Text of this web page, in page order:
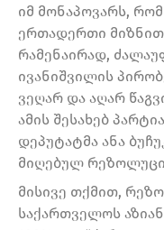
იმ მონაპოვარს,
ერთადერთი
რამენაირად,
ივანიშვილის
ვეღარ და აღარ
ამის შესახებ
დეპუტატმა ანა
მიღებულ
მისივე თქმით,
საქართველოს